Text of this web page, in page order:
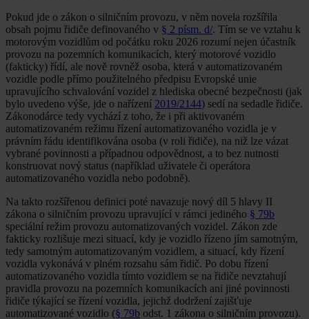
Pokud jde o zákon o silničním provozu, v něm novela rozšířila
obsah pojmu řidiče definovaného v § 2 písm. d/. Tím se ve vztahu k
motorovým vozidlům od počátku roku 2026 rozumí nejen účastník
provozu na pozemních komunikacích, který motorové vozidlo
(fakticky) řídí, ale nově rovněž osoba, která v automatizovaném
vozidle podle přímo použitelného předpisu Evropské unie
upravujícího schvalování vozidel z hlediska obecné bezpečnosti (jak
bylo uvedeno výše, jde o nařízení 2019/2144) sedí na sedadle řidiče.
Zákonodárce tedy vychází z toho, že i při aktivovaném
automatizovaném režimu řízení automatizovaného vozidla je v
právním řádu identifikována osoba (v roli řidiče), na niž lze vázat
vybrané povinnosti a případnou odpovědnost, a to bez nutnosti
konstruovat nový status (například uživatele či operátora
automatizovaného vozidla nebo podobně).
Na takto rozšířenou definici poté navazuje nový díl 5 hlavy II
zákona o silničním provozu upravující v rámci jediného § 79b
speciální režim provozu automatizovaných vozidel. Zákon zde
fakticky rozlišuje mezi situací, kdy je vozidlo řízeno jím samotným,
tedy samotným automatizovaným vozidlem, a situací, kdy řízení
vozidla vykonává v plném rozsahu sám řidič. Po dobu řízení
automatizovaného vozidla tímto vozidlem se na řidiče nevztahují
pravidla provozu na pozemních komunikacích ani jiné povinnosti
řidiče týkající se řízení vozidla, jejichž dodržení zajišťuje
automatizované vozidlo (§ 79b odst. 1 zákona o silničním provozu).